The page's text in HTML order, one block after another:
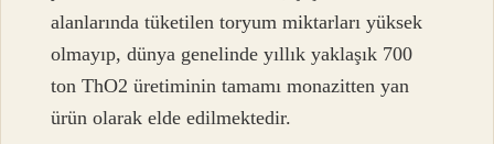
alanlarında tüketilen toryum miktarları yüksek
olmayıp, dünya genelinde yıllık yaklaşık 700
ton ThO2 üretiminin tamamı monazitten yan
ürün olarak elde edilmektedir.